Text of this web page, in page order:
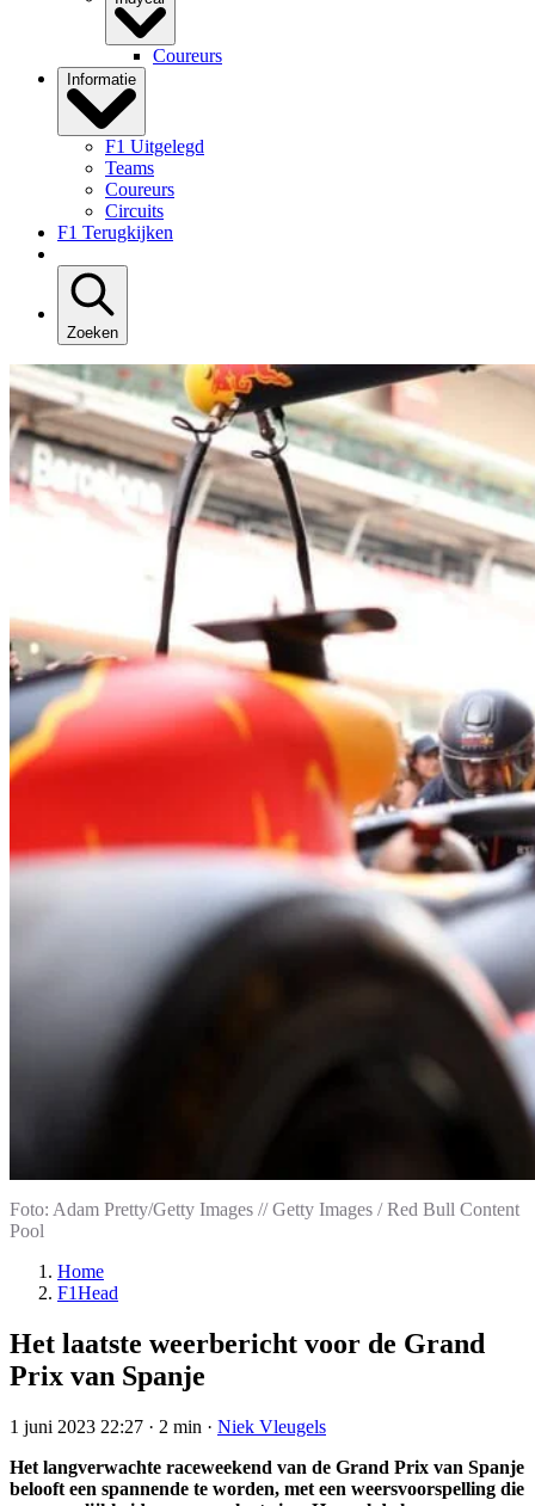
Coureurs
Informatie
F1 Uitgelegd
Teams
Coureurs
Circuits
F1 Terugkijken
Zoeken
Foto: Adam Pretty/Getty Images // Getty Images / Red Bull Content
Pool
Home
F1Head
Het laatste weerbericht voor de Grand
Prix van Spanje
1 juni 2023 22:27 · 2 min · Niek Vleugels
Het langverwachte raceweekend van de Grand Prix van Spanje
belooft een spannende te worden, met een weersvoorspelling die